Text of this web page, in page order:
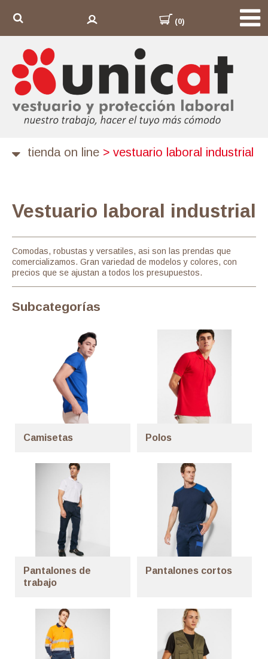
(0)
tienda on line > vestuario laboral industrial
Vestuario laboral industrial
Comodas, robustas y versatiles, asi son las prendas que
comercializamos. Gran variedad de modelos y colores, con
precios que se ajustan a todos los presupuestos.
Subcategorías
Camisetas Polos
Pantalones de
trabajo
Pantalones cortos